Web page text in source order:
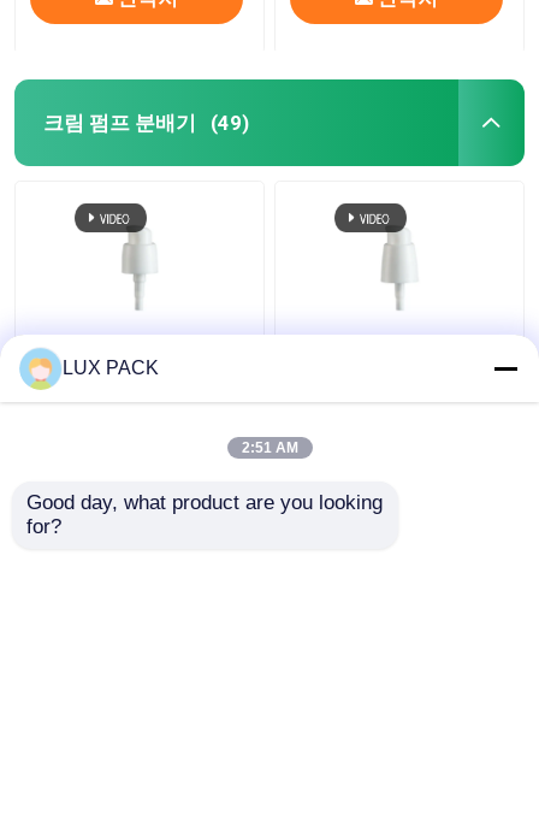
크림 펌프 분배기 (49)
24의 410의 백색 처리
펌프, 플라스틱 크림 펌
플라스틱 좌우에 자물쇠
어진 색깔
LUX PACK
2:51 AM
Good day, what product are you looking
for?